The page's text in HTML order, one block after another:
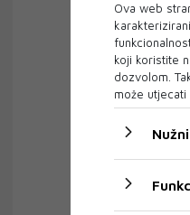
Ova web
koji koristite
dozvolom.
može utjecati
Nužni